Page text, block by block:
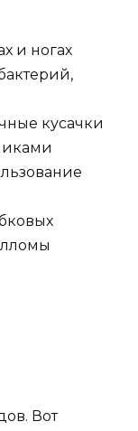
и ногах
кусачки
Вот